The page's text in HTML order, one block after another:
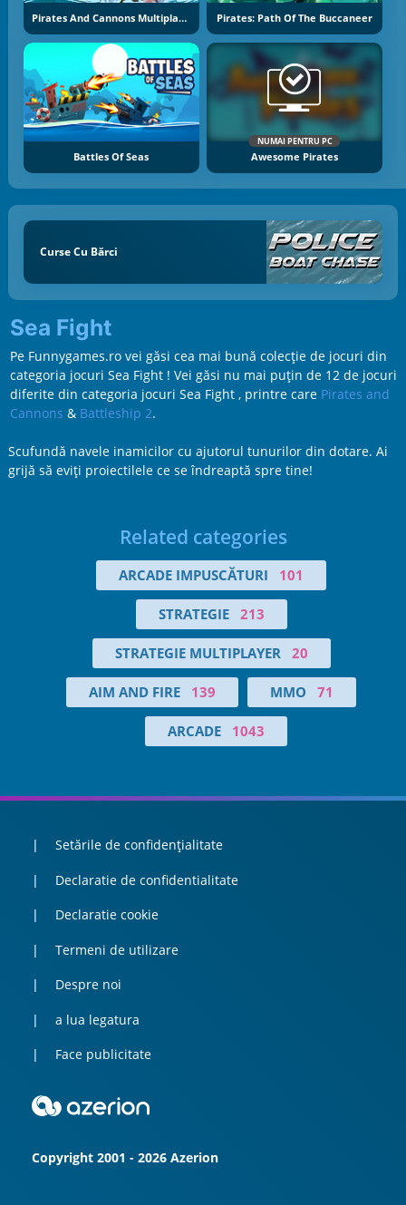
Pirates And Cannons Multiplayer Pirates: Path Of The Buccaneer
Battles Of Seas
NUMAI PENTRU PC
Awesome Pirates
Curse Cu Bărci
Sea Fight
Pe Funnygames.ro vei găsi cea mai bună colecție de jocuri din
categoria jocuri Sea Fight ! Vei găsi nu mai puțin de 12 de jocuri
diferite din categoria jocuri Sea Fight , printre care Pirates and
Cannons & Battleship 2.
Scufundă navele inamicilor cu ajutorul tunurilor din dotare. Ai
grijă să eviţi proiectilele ce se îndreaptă spre tine!
Related categories
ARCADE IMPUSCĂTURI 101
STRATEGIE 213
STRATEGIE MULTIPLAYER 20
AIM AND FIRE 139 MMO 71
ARCADE 1043
Setările de confidențialitate
Declaratie de confidentialitate
Declaratie cookie
Termeni de utilizare
Despre noi
a lua legatura
Face publicitate
Copyright 2001 - 2026 Azerion